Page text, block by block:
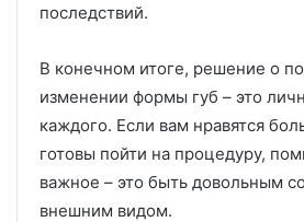
последствий.
В конечном итоге, решение о
изменении формы губ – это
каждого. Если вам нравятся
готовы пойти на процедуру,
важное – это быть довольным
внешним видом.